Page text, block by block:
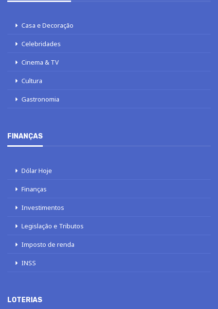
Casa e Decoração
Celebridades
Cinema & TV
Cultura
Gastronomia
FINANÇAS
Dólar Hoje
Finanças
Investimentos
Legislação e Tributos
Imposto de renda
INSS
LOTERIAS